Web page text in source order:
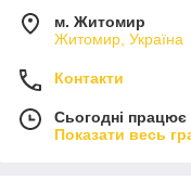
м. Житомир
Житомир, Україна
Контакти
Сьогодні працює
Показати весь